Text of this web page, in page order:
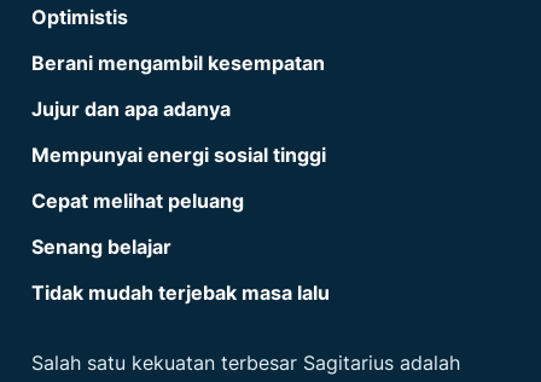
Optimistis
Berani mengambil kesempatan
Jujur dan apa adanya
Mempunyai energi sosial tinggi
Cepat melihat peluang
Senang belajar
Tidak mudah terjebak masa lalu
Salah satu kekuatan terbesar Sagitarius adalah